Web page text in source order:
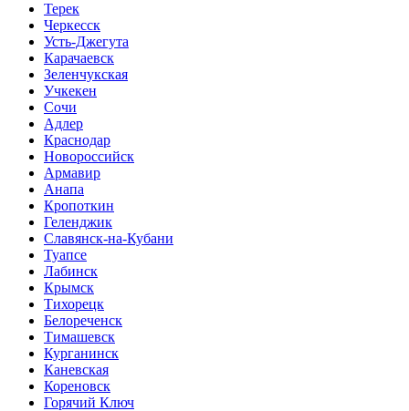
Терек
Черкесск
Усть-Джегута
Карачаевск
Зеленчукская
Учкекен
Сочи
Адлер
Краснодар
Новороссийск
Армавир
Анапа
Кропоткин
Геленджик
Славянск-на-Кубани
Туапсе
Лабинск
Крымск
Тихорецк
Белореченск
Тимашевск
Курганинск
Каневская
Кореновск
Горячий Ключ